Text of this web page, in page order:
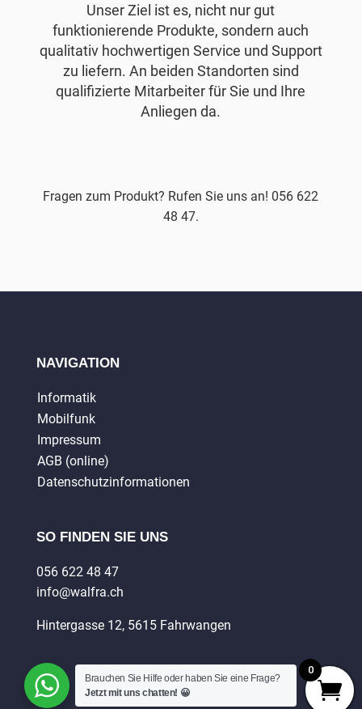
Unser Ziel ist es, nicht nur gut
funktionierende Produkte, sondern auch
qualitativ hochwertigen Service und Support
zu liefern. An beiden Standorten sind
qualifizierte Mitarbeiter für Sie und Ihre
Anliegen da.
Fragen zum Produkt? Rufen Sie uns an! 056 622
48 47.
NAVIGATION
Informatik
Mobilfunk
Impressum
AGB (online)
Datenschutzinformationen
SO FINDEN SIE UNS
056 622 48 47
info@walfra.ch
Hintergasse 12, 5615 Fahrwangen
Brauchen Sie Hilfe oder haben Sie eine Frage?
Jetzt mit uns chatten! 😀
0